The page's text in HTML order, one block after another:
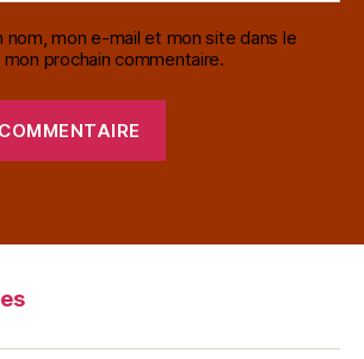
nom, mon e-mail et mon site dans le
prochain commentaire.